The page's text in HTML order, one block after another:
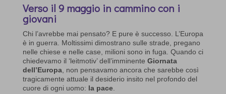
Verso il 9 maggio in cammino con i
giovani
Chi l’avrebbe mai pensato? E pure è successo. L’Europa
è in guerra. Moltissimi dimostrano sulle strade, pregano
nelle chiese e nelle case, milioni sono in fuga. Quando ci
chiedevamo il ‘leitmotiv’ dell’imminente Giornata
dell’Europa, non pensavamo ancora che sarebbe così
tragicamente attuale il desiderio insito nel profondo del
cuore di ogni uomo: la pace.